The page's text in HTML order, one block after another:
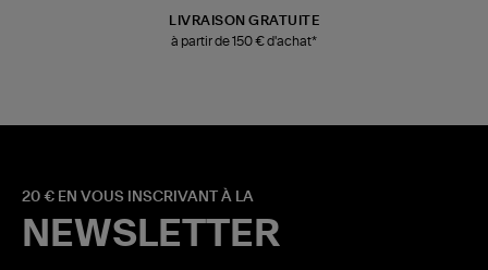
LIVRAISON GRATUITE
à partir de 150 € d'achat*
20 € EN VOUS INSCRIVANT À LA
NEWSLETTER